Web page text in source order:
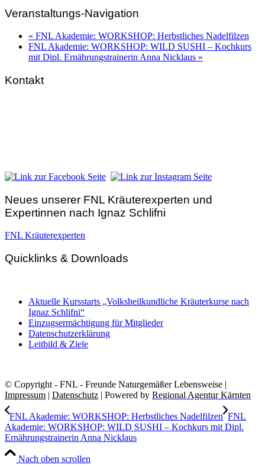
Veranstaltungs-Navigation
« FNL Akademie: WORKSHOP: Herbstliches Nadelfilzen
FNL Akademie: WORKSHOP: WILD SUSHI – Kochkurs
mit Dipl. Ernährungstrainerin Anna Nicklaus »
Kontakt
Neues unserer FNL Kräuterexperten und
Expertinnen nach Ignaz Schlifni
FNL Kräuterexperten
Quicklinks & Downloads
Aktuelle Kursstarts „Volksheilkundliche Kräuterkurse nach
Ignaz Schlifni“
Einzugsermächtigung für Mitglieder
Datenschutzerklärung
Leitbild & Ziele
© Copyright - FNL - Freunde Naturgemäßer Lebensweise |
Impressum | Datenschutz | Powered by Regional Agentur Kärnten
FNL Akademie: WORKSHOP: Herbstliches Nadelfilzen FNL
Akademie: WORKSHOP: WILD SUSHI – Kochkurs mit Dipl.
Ernährungstrainerin Anna Nicklaus
Nach oben scrollen